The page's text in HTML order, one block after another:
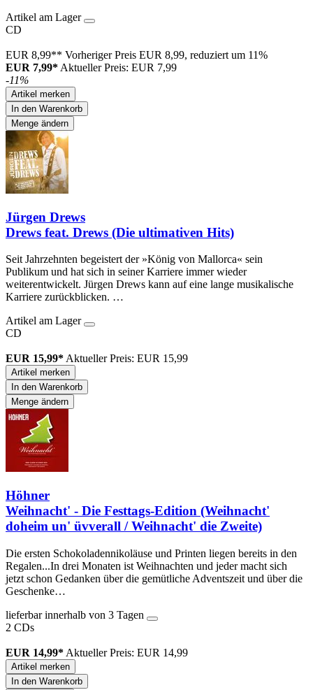
Artikel am Lager
CD
EUR 8,99** Vorheriger Preis EUR 8,99, reduziert um 11%
EUR 7,99* Aktueller Preis: EUR 7,99
-11%
Artikel merken
In den Warenkorb
Menge ändern
Jürgen Drews
Drews feat. Drews (Die ultimativen Hits)
Seit Jahrzehnten begeistert der »König von Mallorca« sein
Publikum und hat sich in seiner Karriere immer wieder
weiterentwickelt. Jürgen Drews kann auf eine lange musikalische
Karriere zurückblicken. …
Artikel am Lager
CD
EUR 15,99* Aktueller Preis: EUR 15,99
Artikel merken
In den Warenkorb
Menge ändern
Höhner
Weihnacht' - Die Festtags-Edition (Weihnacht'
doheim un' üvverall / Weihnacht' die Zweite)
Die ersten Schokoladennikoläuse und Printen liegen bereits in den
Regalen...In drei Monaten ist Weihnachten und jeder macht sich
jetzt schon Gedanken über die gemütliche Adventszeit und über die
Geschenke…
lieferbar innerhalb von 3 Tagen
2 CDs
EUR 14,99* Aktueller Preis: EUR 14,99
Artikel merken
In den Warenkorb